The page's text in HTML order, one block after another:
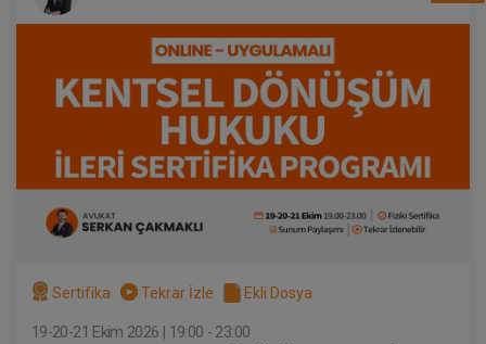
Sertifika Tekrar İzle Ekli Dosya
19-20-21 Ekim 2026 | 19:00 - 23:00